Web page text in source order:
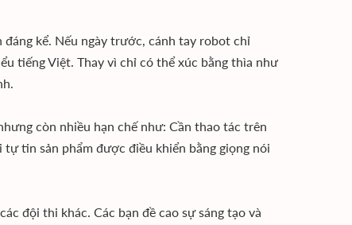
kể. Nếu ngày trước, cánh tay robot chỉ
tiếng Việt. Thay vì chỉ có thể xúc bằng thìa như
còn nhiều hạn chế như: Cần thao tác trên
tin sản phẩm được điều khiển bằng giọng nói
đội thi khác. Các bạn đề cao sự sáng tạo và